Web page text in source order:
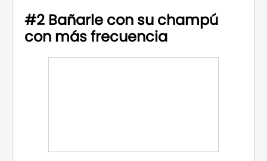
#2 Bañarle con su champú
con más frecuencia